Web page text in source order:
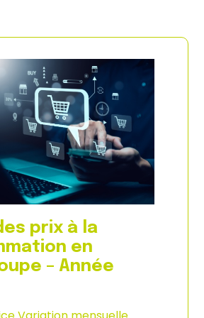
prix à la
en
– Année